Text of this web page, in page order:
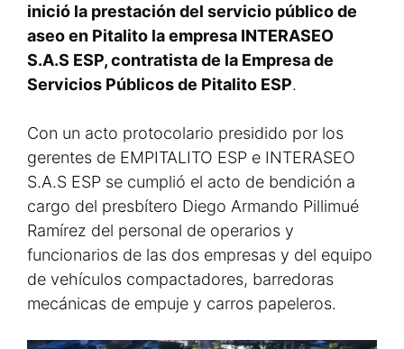
inició la prestación del servicio público de
aseo en Pitalito la empresa INTERASEO
S.A.S ESP, contratista de la Empresa de
Servicios Públicos de Pitalito ESP.
Con un acto protocolario presidido por los
gerentes de EMPITALITO ESP e INTERASEO
S.A.S ESP se cumplió el acto de bendición a
cargo del presbítero Diego Armando Pillimué
Ramírez del personal de operarios y
funcionarios de las dos empresas y del equipo
de vehículos compactadores, barredoras
mecánicas de empuje y carros papeleros.